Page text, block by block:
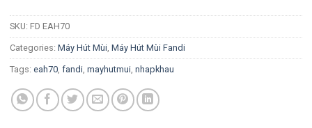
SKU: FD EAH70
Categories: Máy Hút Mùi Máy Hút Mùi Fandi
Tags: eah70 fandi mayhutmui nhapkhau